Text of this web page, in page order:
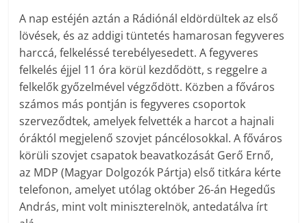
A nap estéjén aztán a Rádiónál eldördültek az első
lövések, és az addigi tüntetés hamarosan fegyveres
harccá, felkeléssé terebélyesedett. A fegyveres
felkelés éjjel 11 óra körül kezdődött, s reggelre a
felkelők győzelmével végződött. Közben a főváros
számos más pontján is fegyveres csoportok
szerveződtek, amelyek felvették a harcot a hajnali
óráktól megjelenő szovjet páncélosokkal. A főváros
körüli szovjet csapatok beavatkozását Gerő Ernő,
az MDP (Magyar Dolgozók Pártja) első titkára kérte
telefonon, amelyet utólag október 26-án Hegedűs
András, mint volt miniszterelnök, antedatálva írt